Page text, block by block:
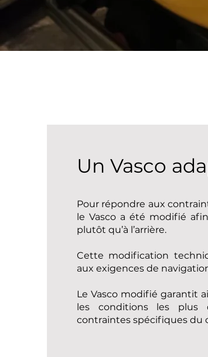
Un Vasco
Pour répondre aux
le Vasco a été modifié
plutôt qu’à l’arrière.
Cette modification
aux exigences de
Le Vasco modifié garantit
les conditions les plus
contraintes spécifiques du